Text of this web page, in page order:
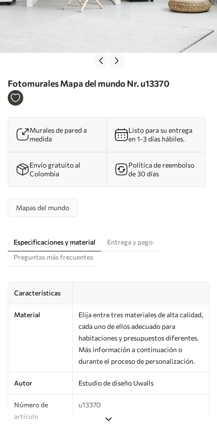
Fotomurales Mapa del mundo Nr. u13370
Murales de pared a
medida
Listo para su entrega
en 1-3 días hábiles.
Envío gratuito al
Colombia
Política de reembolso
de 30 días
Mapas del mundo
Especificaciones y material
Entrega y pago
Preguntas más frecuentes
Características
Material
Elija entre tres materiales de alta calidad,
cada uno de ellos adecuado para
habitaciones y presupuestos diferentes.
Más información a continuación o
durante el proceso de personalización.
Autor Estudio de diseño Uwalls
Número de
artículo
u13370